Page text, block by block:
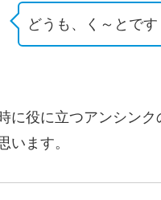
どうも、く～とです
に役に立つアンシンク
います。